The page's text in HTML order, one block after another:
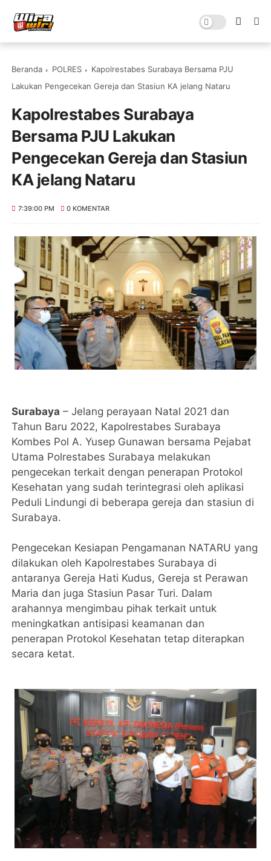
Beranda POLRES
Kapolrestabes Surabaya Bersama PJU
Lakukan Pengecekan Gereja dan Stasiun KA jelang Nataru
Kapolrestabes Surabaya
Bersama PJU Lakukan
Pengecekan Gereja dan Stasiun
KA jelang Nataru
7:39:00 PM 0 KOMENTAR
Surabaya – Jelang perayaan Natal 2021 dan
Tahun Baru 2022, Kapolrestabes Surabaya
Kombes Pol A. Yusep Gunawan bersama Pejabat
Utama Polrestabes Surabaya melakukan
pengecekan terkait dengan penerapan Protokol
Kesehatan yang sudah terintegrasi oleh aplikasi
Peduli Lindungi di beberapa gereja dan stasiun di
Surabaya.
Pengecekan Kesiapan Pengamanan NATARU yang
dilakukan oleh Kapolrestabes Surabaya di
antaranya Gereja Hati Kudus, Gereja st Perawan
Maria dan juga Stasiun Pasar Turi. Dalam
arahannya mengimbau pihak terkait untuk
meningkatkan antisipasi keamanan dan
penerapan Protokol Kesehatan tetap diterapkan
secara ketat.